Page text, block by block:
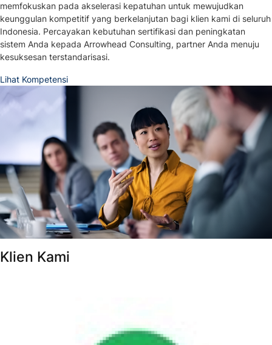
memfokuskan pada akselerasi kepatuhan untuk mewujudkan
keunggulan kompetitif yang berkelanjutan bagi klien kami di seluruh
Indonesia. Percayakan kebutuhan sertifikasi dan peningkatan
sistem Anda kepada Arrowhead Consulting, partner Anda menuju
kesuksesan terstandarisasi.
Lihat Kompetensi
Klien Kami